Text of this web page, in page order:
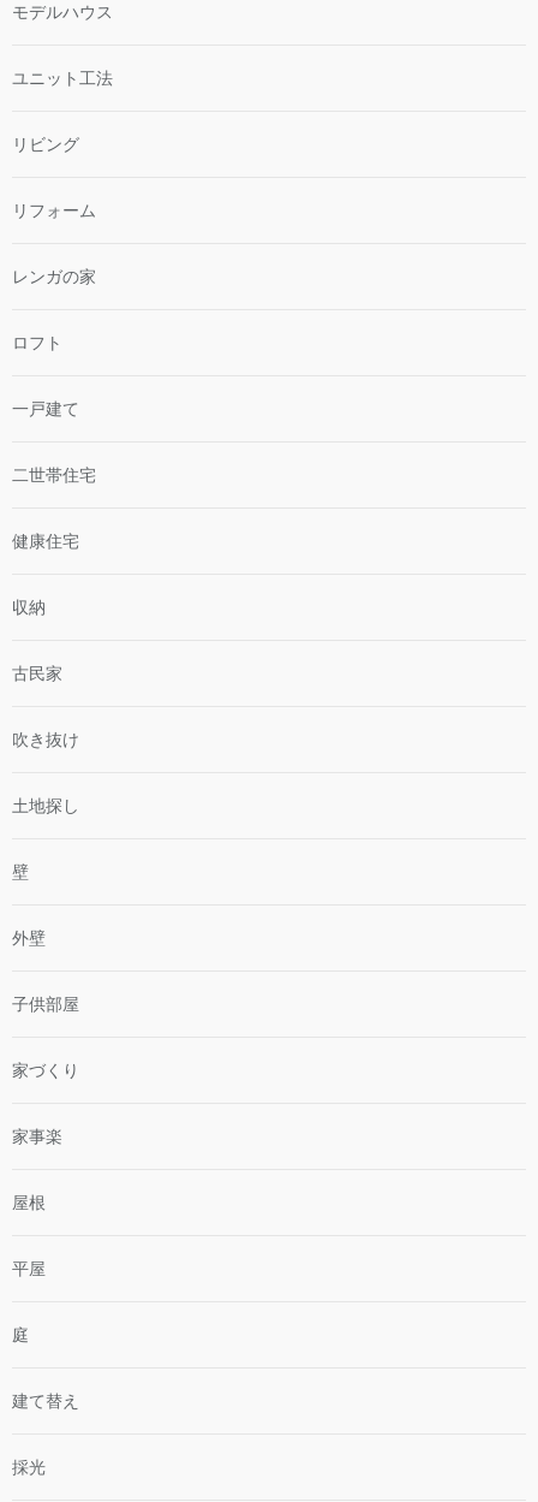
モデルハウス
ユニット工法
リビング
リフォーム
レンガの家
ロフト
一戸建て
二世帯住宅
健康住宅
収納
古民家
吹き抜け
土地探し
壁
外壁
子供部屋
家づくり
家事楽
屋根
平屋
庭
建て替え
採光